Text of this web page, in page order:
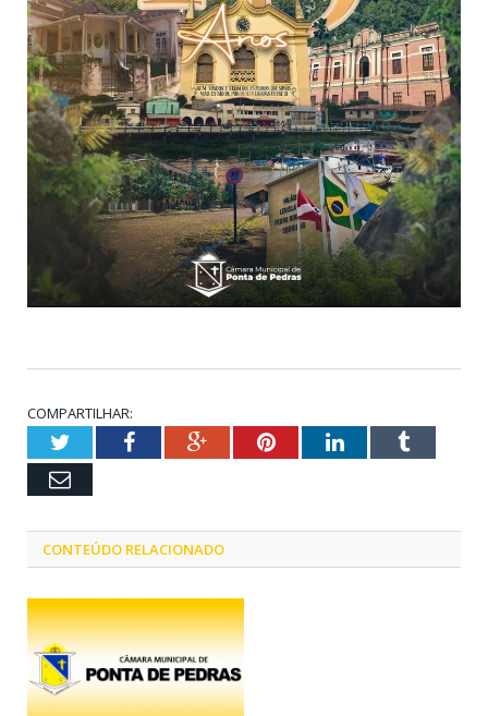
COMPARTILHAR:
TwitterFacebookGoogle+PinterestLinkedInTumblr
Email
CONTEÚDO RELACIONADO